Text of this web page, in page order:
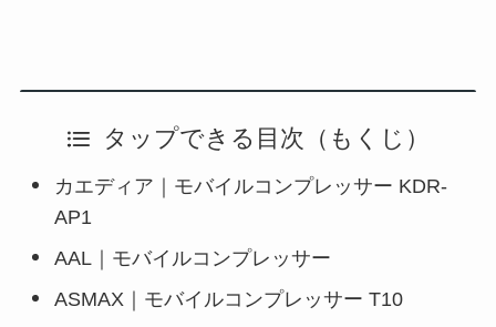
タップできる目次（もくじ）
カエディア｜モバイルコンプレッサー KDR-
AP1
AAL｜モバイルコンプレッサー
ASMAX｜モバイルコンプレッサー T10